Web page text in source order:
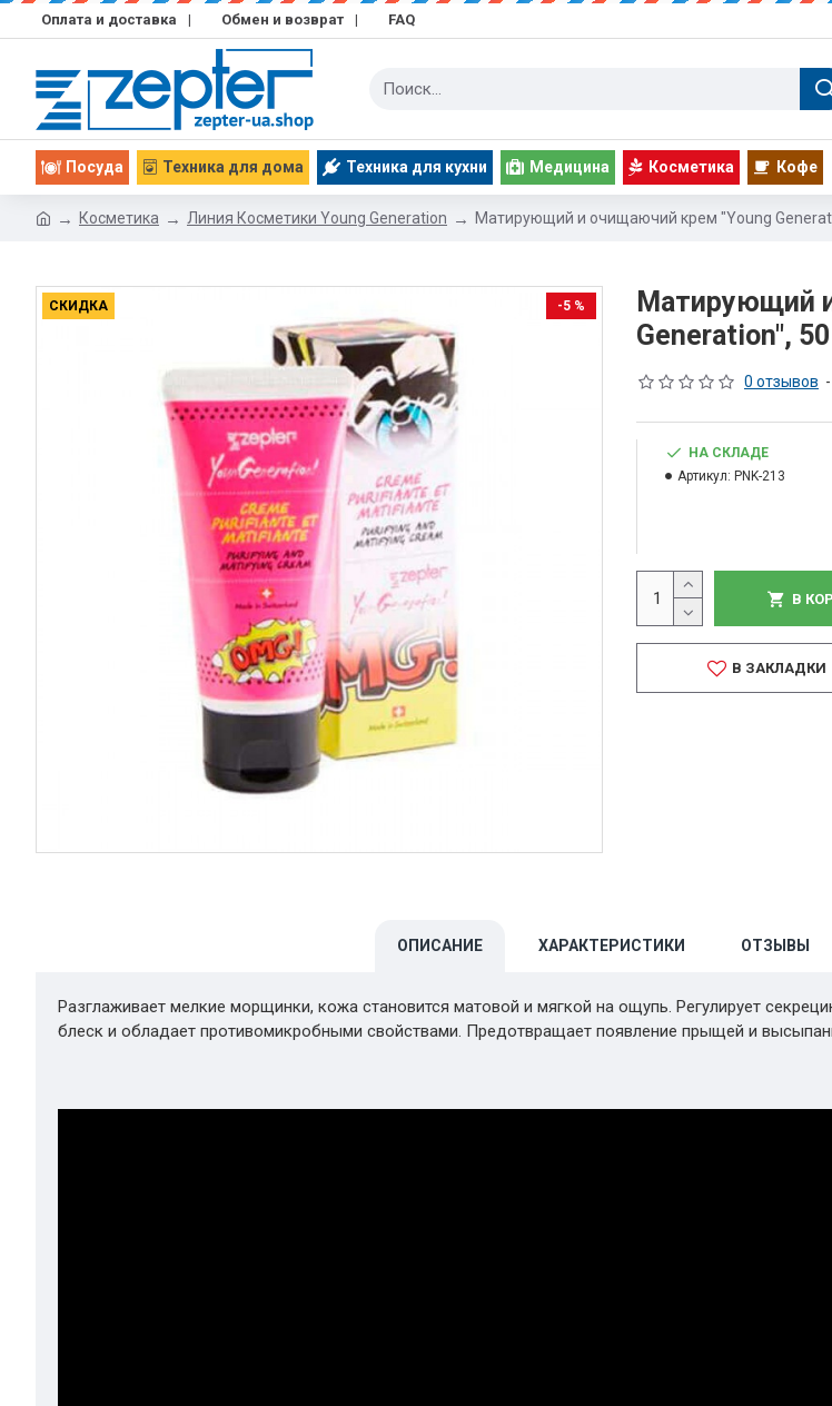
Оплата и доставка | Обмен и возврат | FAQ
Посуда Техника для дома Техника для кухни Медицина Косметика Кофе
Косметика Линия Косметики Young Generation Матирующий и очищаючий крем "Young
СКИДКА -5 %
Матирующий
Generation",
0 отзывов -
НА СКЛАДЕ
Артикул: PNK-213
В
В ЗАКЛАДКИ
ОПИСАНИЕ ХАРАКТЕРИСТИКИ ОТЗЫВЫ
Разглаживает мелкие морщинки, кожа становится матовой и мягкой на ощупь. Регулирует
блеск и обладает противомикробными свойствами. Предотвращает появление прыщей и